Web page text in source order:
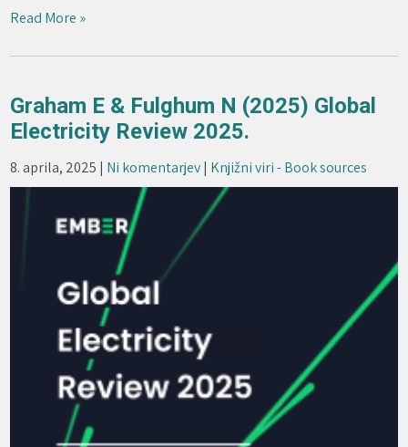
Read More »
Graham E & Fulghum N (2025) Global
Electricity Review 2025.
8. aprila, 2025 | Ni komentarjev| Knjižni viri - Book sources